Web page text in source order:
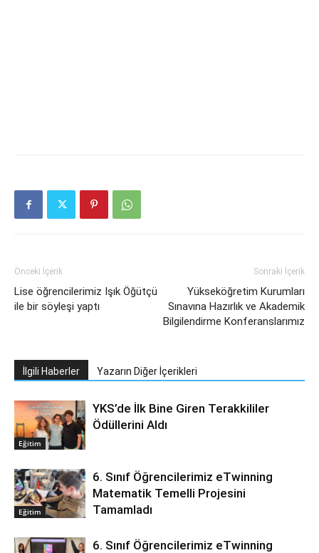
Önceki İçerik
Lise öğrencilerimiz Işık Öğütçü
ile bir söyleşi yaptı
Sonraki İçerik
Yükseköğretim Kurumları
Sınavına Hazırlık ve Akademik
Bilgilendirme Konferanslarımız
İlgili Haberler Yazarın Diğer İçerikleri
Eğitim
YKS’de İlk Bine Giren Terakkililer
Ödüllerini Aldı
Eğitim
6. Sınıf Öğrencilerimiz eTwinning
Matematik Temelli Projesini
Tamamladı
6. Sınıf Öğrencilerimiz eTwinning